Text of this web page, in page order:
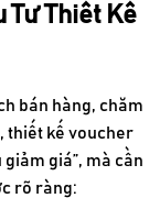
Tư Thiết Kế
bán hàng, chăm
thiết kế voucher
giá”, mà cần
rõ ràng: